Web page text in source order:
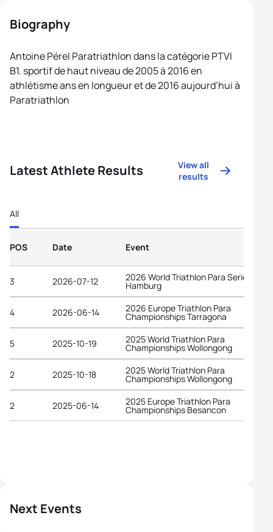
Next Events
Biography
Antoine Pérel Paratriathlon dans la catégorie PTVI
B1. sportif de haut niveau de 2005 à 2016 en
athlétisme ans en longueur et de 2016 aujourd’hui à
Paratriathlon
Latest Athlete Results
View all
results
All
POS Date Event
3 2026-07-12 2026 World Triathlon Para Series
Hamburg
4 2026-06-14 2026 Europe Triathlon Para
Championships Tarragona
5 2025-10-19 2025 World Triathlon Para
Championships Wollongong
2 2025-10-18 2025 World Triathlon Para
Championships Wollongong
2 2025-06-14 2025 Europe Triathlon Para
Championships Besancon